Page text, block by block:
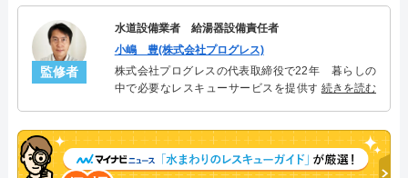
監修者
水道設備業者 給湯器設備責任者
小嶋 豊(株式会社プログレス)
株式会社プログレスの代表取締役で22年 暮らしの
中で必要なレスキューサービスを提供する株式会社
決。多くのお客様に信頼される「給湯器」のスペシ
ャリスト。
続きを読む